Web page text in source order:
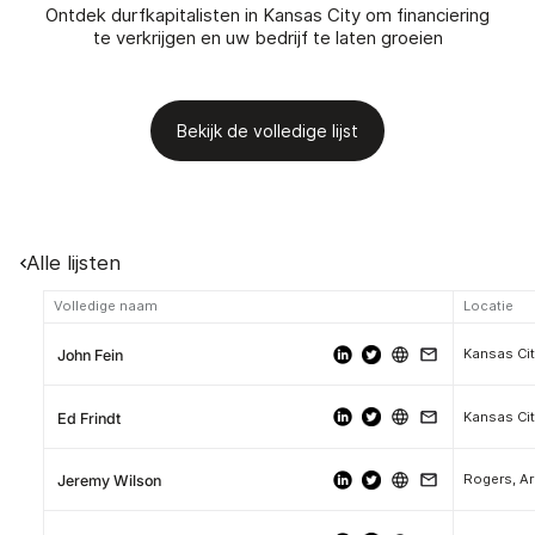
Ontdek durfkapitalisten in Kansas City om financiering
te verkrijgen en uw bedrijf te laten groeien
Bekijk de volledige lijst
Alle lijsten
Volledige naam Locatie
John Fein Kansas
Ed Frindt Kansas
Jeremy Wilson Rogers,